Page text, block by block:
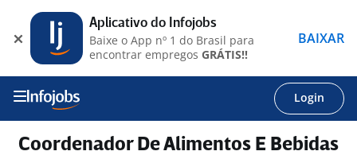
Login
Coordenador De Alimentos E Bebidas
Aplicativo do Infojobs
Baixe o App nº 1 do Brasil para
encontrar empregos GRÁTIS!!
BAIXAR